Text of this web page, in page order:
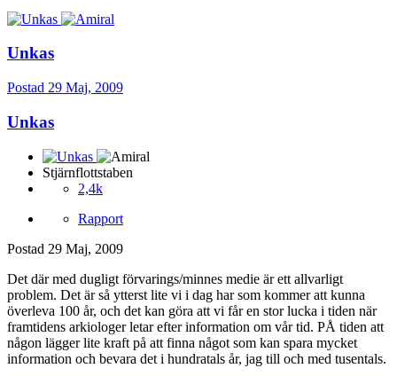
Unkas
Postad 29 Maj, 2009
Unkas
Stjärnflottstaben
2,4k
Rapport
Postad 29 Maj, 2009
Det där med dugligt förvarings/minnes medie är ett allvarligt
problem. Det är så ytterst lite vi i dag har som kommer att kunna
överleva 100 år, och det kan göra att vi får en stor lucka i tiden när
framtidens arkiologer letar efter information om vår tid. PÅ tiden att
någon lägger lite kraft på att finna något som kan spara mycket
information och bevara det i hundratals år, jag till och med tusentals.